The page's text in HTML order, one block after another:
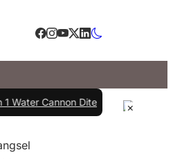
Cannon Diterjunkan |#3 -
×